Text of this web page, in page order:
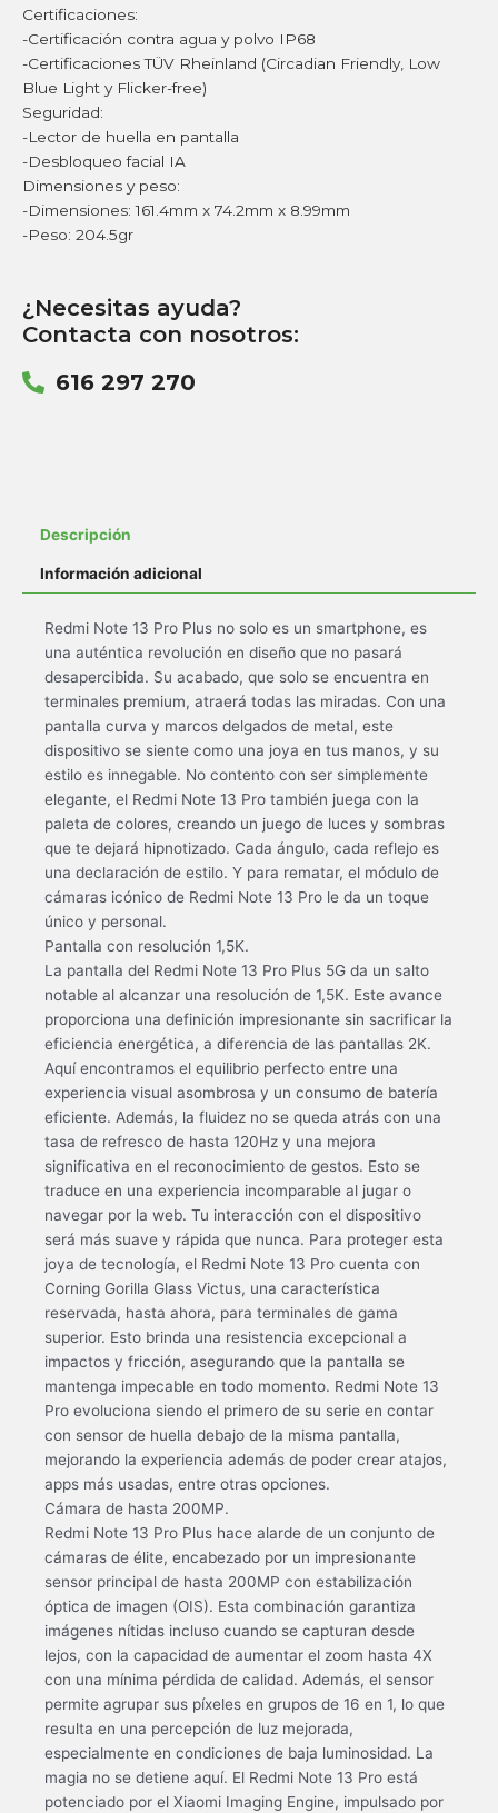
Certificaciones:
-Certificación contra agua y polvo IP68
-Certificaciones TÜV Rheinland (Circadian Friendly, Low
Blue Light y Flicker-free)
Seguridad:
-Lector de huella en pantalla
-Desbloqueo facial IA
Dimensiones y peso:
-Dimensiones: 161.4mm x 74.2mm x 8.99mm
-Peso: 204.5gr
¿Necesitas ayuda?
Contacta con nosotros:
616 297 270
Descripción
Información adicional
Redmi Note 13 Pro Plus no solo es un smartphone, es
una auténtica revolución en diseño que no pasará
desapercibida. Su acabado, que solo se encuentra en
terminales premium, atraerá todas las miradas. Con una
pantalla curva y marcos delgados de metal, este
dispositivo se siente como una joya en tus manos, y su
estilo es innegable. No contento con ser simplemente
elegante, el Redmi Note 13 Pro también juega con la
paleta de colores, creando un juego de luces y sombras
que te dejará hipnotizado. Cada ángulo, cada reflejo es
una declaración de estilo. Y para rematar, el módulo de
cámaras icónico de Redmi Note 13 Pro le da un toque
único y personal.
Pantalla con resolución 1,5K.
La pantalla del Redmi Note 13 Pro Plus 5G da un salto
notable al alcanzar una resolución de 1,5K. Este avance
proporciona una definición impresionante sin sacrificar la
eficiencia energética, a diferencia de las pantallas 2K.
Aquí encontramos el equilibrio perfecto entre una
experiencia visual asombrosa y un consumo de batería
eficiente. Además, la fluidez no se queda atrás con una
tasa de refresco de hasta 120Hz y una mejora
significativa en el reconocimiento de gestos. Esto se
traduce en una experiencia incomparable al jugar o
navegar por la web. Tu interacción con el dispositivo
será más suave y rápida que nunca. Para proteger esta
joya de tecnología, el Redmi Note 13 Pro cuenta con
Corning Gorilla Glass Victus, una característica
reservada, hasta ahora, para terminales de gama
superior. Esto brinda una resistencia excepcional a
impactos y fricción, asegurando que la pantalla se
mantenga impecable en todo momento. Redmi Note 13
Pro evoluciona siendo el primero de su serie en contar
con sensor de huella debajo de la misma pantalla,
mejorando la experiencia además de poder crear atajos,
apps más usadas, entre otras opciones.
Cámara de hasta 200MP.
Redmi Note 13 Pro Plus hace alarde de un conjunto de
cámaras de élite, encabezado por un impresionante
sensor principal de hasta 200MP con estabilización
óptica de imagen (OIS). Esta combinación garantiza
imágenes nítidas incluso cuando se capturan desde
lejos, con la capacidad de aumentar el zoom hasta 4X
con una mínima pérdida de calidad. Además, el sensor
permite agrupar sus píxeles en grupos de 16 en 1, lo que
resulta en una percepción de luz mejorada,
especialmente en condiciones de baja luminosidad. La
magia no se detiene aquí. El Redmi Note 13 Pro está
potenciado por el Xiaomi Imaging Engine, impulsado por